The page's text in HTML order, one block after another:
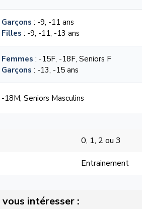
Garçons : -9, -11 ans
Filles : -9, -11, -13 ans
Femmes : -15F, -18F, Seniors F
Garçons : -13, -15 ans
-18M, Seniors Masculins
0, 1, 2 ou 3
Entrainement
intéresser :